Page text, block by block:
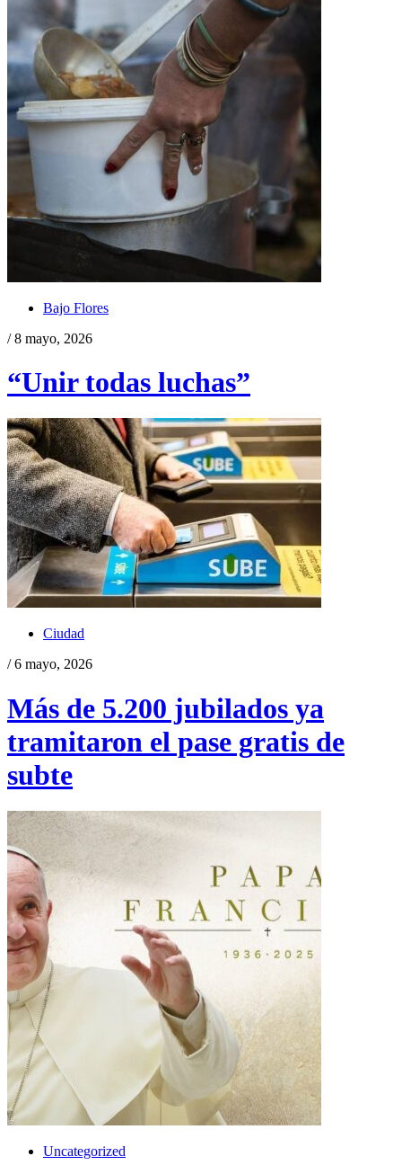
Bajo Flores
/ 8 mayo, 2026
“Unir todas luchas”
Ciudad
/ 6 mayo, 2026
Más de 5.200 jubilados ya
tramitaron el pase gratis de
subte
Uncategorized